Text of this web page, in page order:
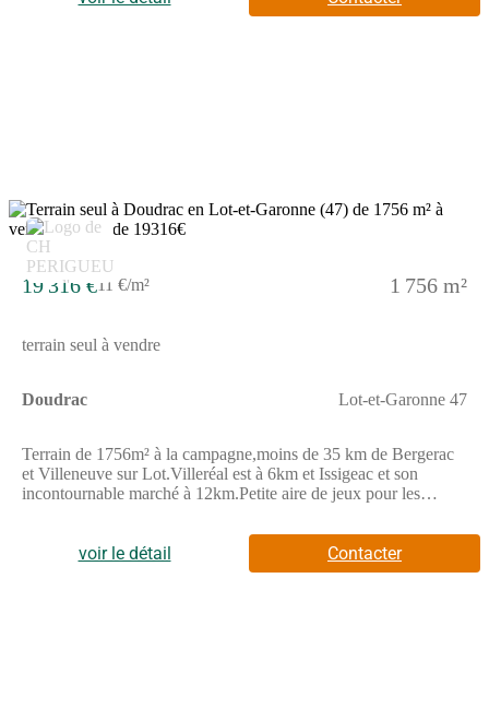
individuelle dans un environnement calme et privilégié.Vous
19 316 €11 €/m² 1 756 m²
terrain seul à vendre
Doudrac Lot-et-Garonne 47
Terrain de 1756m² à la campagne,moins de 35 km de Bergerac
et Villeneuve sur Lot.Villeréal est à 6km et Issigeac et son
incontournable marché à 12km.Petite aire de jeux pour les
voir le détail Contacter